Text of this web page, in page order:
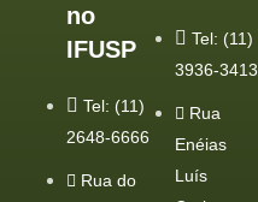
no
IFUSP
Tel: (11)
2648-6666
Rua do
Tel: (11)
3936-3413
Rua
Enéias
Luís